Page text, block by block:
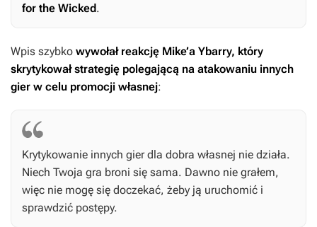
for the Wicked.
Wpis szybko wywołał reakcję Mike’a Ybarry, który
skrytykował strategię polegającą na atakowaniu innych
gier w celu promocji własnej:
Krytykowanie innych gier dla dobra własnej nie działa.
Niech Twoja gra broni się sama. Dawno nie grałem,
więc nie mogę się doczekać, żeby ją uruchomić i
sprawdzić postępy.